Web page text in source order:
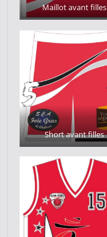
Maillot avant filles
Short avant filles